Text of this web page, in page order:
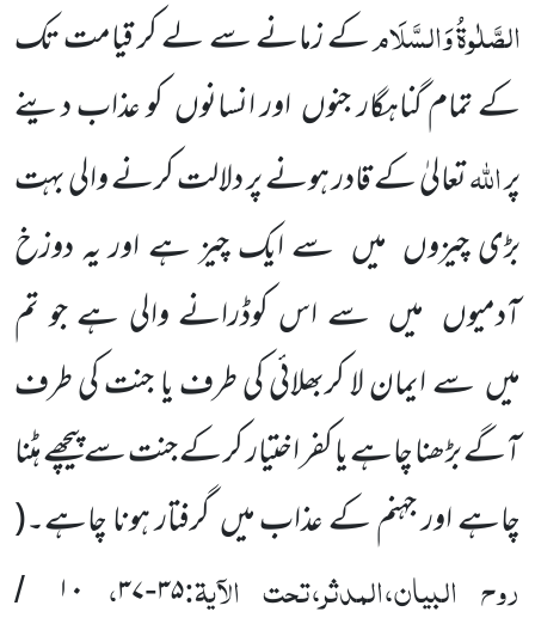
الصَّلٰوۃُوَالسَّلَامکے زمانے سے لے کر قیامت تک
کے تمام گناہگار جنوںاور انسانوں کو عذاب دینے
پراللّٰہتعالیٰ کے قادر ہونے پر دلالت کرنے والی بہت
بڑی چیزوں میں سے ایک چیز ہے اور یہ دوزخ
آدمیوں میں سے اس کوڈرانے والی ہے جو تم
میں سے ایمان لا کربھلائی کی طرف یا جنت کی طرف
آگے بڑھنا چاہے یا کفر اختیار کر کے جنت سے پیچھے ہٹنا
چاہے اور جہنم کے عذاب میںگرفتار ہونا چاہے۔(
روح البیان،المدثر،تحت الآیۃ:۳۵-۳۷، ۱۰ /